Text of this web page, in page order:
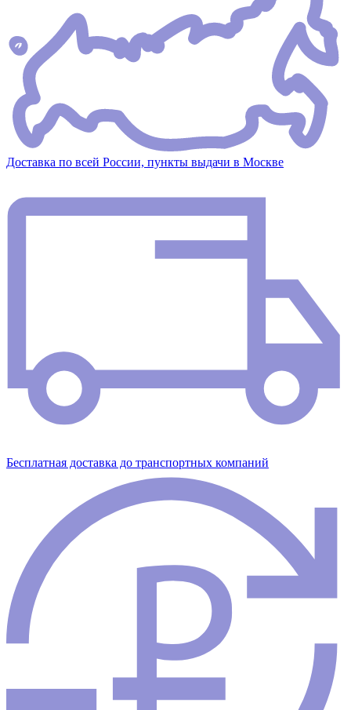
Доставка по всей России, пункты выдачи в Москве
Бесплатная доставка до транспортных компаний